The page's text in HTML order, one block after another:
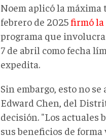
Noem aplicó la
febrero de 2025firmó la
programa que
7 de abril como fecha
expedita.
Sin embargo, esto no
Edward Chen, del
decisión. "Los actuales
sus beneficios de